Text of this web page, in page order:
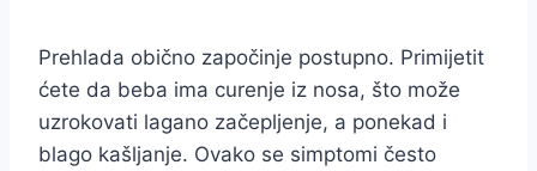
Prehlada obično započinje postupno. Primijetit
ćete da beba ima curenje iz nosa, što može
uzrokovati lagano začepljenje, a ponekad i
blago kašljanje. Ovako se simptomi često